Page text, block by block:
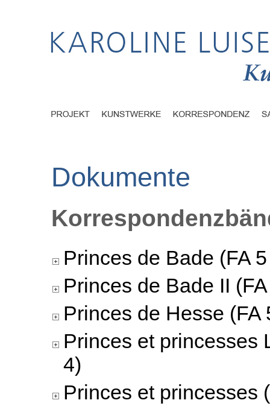
Dokumente
Princes de Bade (FA
Princes de Bade II
Princes de Hesse (FA
Princes et princesses
4)
Princes et princesses